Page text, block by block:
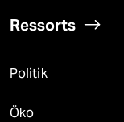
Ressorts
Politik
Öko